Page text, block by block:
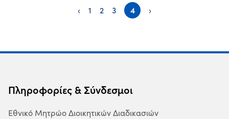
‹ 1 2 3 4 ›
Πληροφορίες & Σύνδεσμοι
Εθνικό Μητρώο Διοικητικών Διαδικασιών